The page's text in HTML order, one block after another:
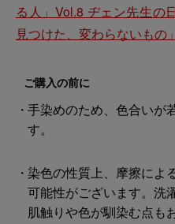
る人」Vol.8 ヂェン先生の
見つけた、変わらないもの」
ご購入の前に
手染めのため、色合いが
す。
染色の性質上、摩擦によ
可能性がございます。洗
肌触りや色が馴染む点も